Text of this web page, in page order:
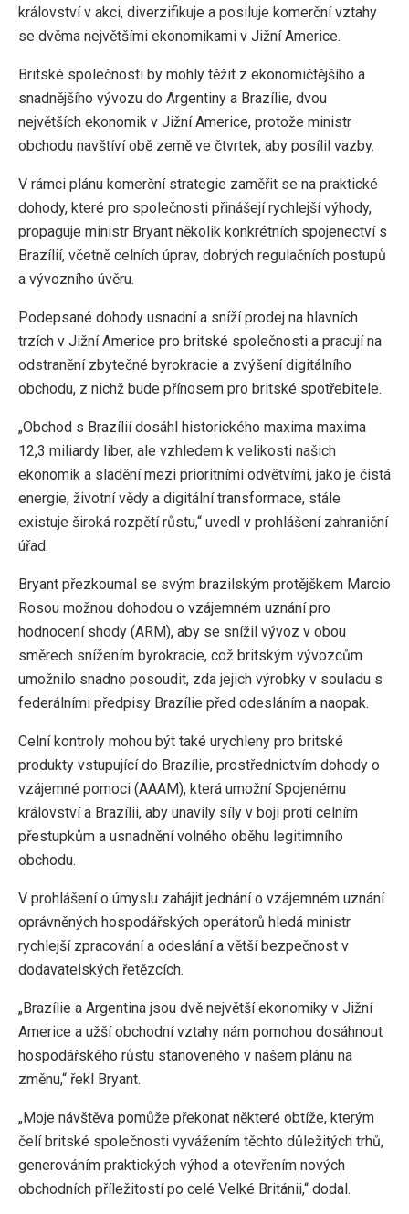
království v akci, diverzifikuje a posiluje komerční vztahy
se dvěma největšími ekonomikami v Jižní Americe.
Britské společnosti by mohly těžit z ekonomičtějšího a
snadnějšího vývozu do Argentiny a Brazílie, dvou
největších ekonomik v Jižní Americe, protože ministr
obchodu navštíví obě země ve čtvrtek, aby posílil vazby.
V rámci plánu komerční strategie zaměřit se na praktické
dohody, které pro společnosti přinášejí rychlejší výhody,
propaguje ministr Bryant několik konkrétních spojenectví s
Brazílií, včetně celních úprav, dobrých regulačních postupů
a vývozního úvěru.
Podepsané dohody usnadní a sníží prodej na hlavních
trzích v Jižní Americe pro britské společnosti a pracují na
odstranění zbytečné byrokracie a zvýšení digitálního
obchodu, z nichž bude přínosem pro britské spotřebitele.
„Obchod s Brazílií dosáhl historického maxima maxima
12,3 miliardy liber, ale vzhledem k velikosti našich
ekonomik a sladění mezi prioritními odvětvími, jako je čistá
energie, životní vědy a digitální transformace, stále
existuje široká rozpětí růstu,“ uvedl v prohlášení zahraniční
úřad.
Bryant přezkoumal se svým brazilským protějškem Marcio
Rosou možnou dohodou o vzájemném uznání pro
hodnocení shody (ARM), aby se snížil vývoz v obou
směrech snížením byrokracie, což britským vývozcům
umožnilo snadno posoudit, zda jejich výrobky v souladu s
federálními předpisy Brazílie před odesláním a naopak.
Celní kontroly mohou být také urychleny pro britské
produkty vstupující do Brazílie, prostřednictvím dohody o
vzájemné pomoci (AAAM), která umožní Spojenému
království a Brazílii, aby unavily síly v boji proti celním
přestupkům a usnadnění volného oběhu legitimního
obchodu.
V prohlášení o úmyslu zahájit jednání o vzájemném uznání
oprávněných hospodářských operátorů hledá ministr
rychlejší zpracování a odeslání a větší bezpečnost v
dodavatelských řetězcích.
„Brazílie a Argentina jsou dvě největší ekonomiky v Jižní
Americe a užší obchodní vztahy nám pomohou dosáhnout
hospodářského růstu stanoveného v našem plánu na
změnu,“ řekl Bryant.
„Moje návštěva pomůže překonat některé obtíže, kterým
čelí britské společnosti vyvážením těchto důležitých trhů,
generováním praktických výhod a otevřením nových
obchodních příležitostí po celé Velké Británii,“ dodal.